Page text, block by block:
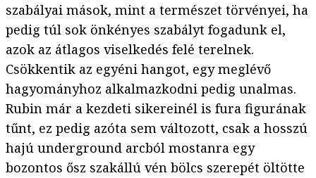
szabályai mások, mint a természet törvényei, ha
pedig túl sok önkényes szabályt fogadunk el,
azok az átlagos viselkedés felé terelnek.
Csökkentik az egyéni hangot, egy meglévő
hagyományhoz alkalmazkodni pedig unalmas.
Rubin már a kezdeti sikereinél is fura figurának
tűnt, ez pedig azóta sem változott, csak a hosszú
hajú underground arcból mostanra egy
bozontos ősz szakállú vén bölcs szerepét öltötte